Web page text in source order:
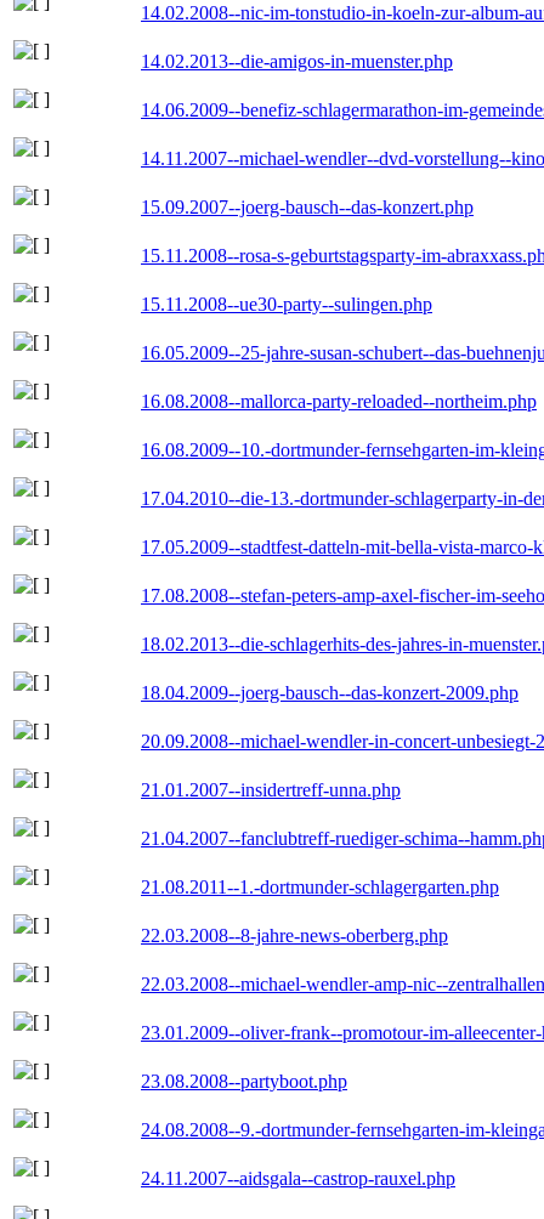
14.02.2008--nic-im-tonstudio-in-koeln-zur-album-
14.02.2013--die-amigos-in-muenster.php
14.06.2009--benefiz-schlagermarathon-im-
14.11.2007--michael-wendler--dvd-vorstellung--
15.09.2007--joerg-bausch--das-konzert.php
15.11.2008--rosa-s-geburtstagsparty-im-
15.11.2008--ue30-party--sulingen.php
16.05.2009--25-jahre-susan-schubert--das-
16.08.2008--mallorca-party-reloaded--northeim.php
16.08.2009--10.-dortmunder-fernsehgarten-im-
17.04.2010--die-13.-dortmunder-schlagerparty-in-
17.05.2009--stadtfest-datteln-mit-bella-vista-marco-
17.08.2008--stefan-peters-amp-axel-fischer-im-
18.02.2013--die-schlagerhits-des-jahres-in-
18.04.2009--joerg-bausch--das-konzert-2009.php
20.09.2008--michael-wendler-in-concert-unbesiegt-
21.01.2007--insidertreff-unna.php
21.04.2007--fanclubtreff-ruediger-schima--
21.08.2011--1.-dortmunder-schlagergarten.php
22.03.2008--8-jahre-news-oberberg.php
22.03.2008--michael-wendler-amp-nic--
23.01.2009--oliver-frank--promotour-im-
23.08.2008--partyboot.php
24.08.2008--9.-dortmunder-fernsehgarten-im-
24.11.2007--aidsgala--castrop-rauxel.php